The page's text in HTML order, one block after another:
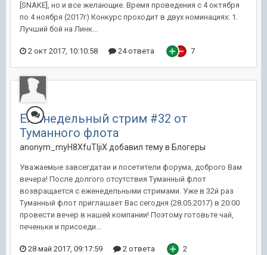
[SNAKE], но и все желающие. Время проведения с 4 октября
по 4 ноября (2017г) Конкурс проходит в двух номинациях: 1.
Лучший бой на Линк...
2 окт 2017, 10:10:58 24 ответа 7
Еженедельный стрим #32 от
Туманного флота
anonym_myH8XfuTIjiX добавил тему в Блогеры
Уважаемые завсегдатаи и посетители форума, доброго Вам
вечера! После долгого отсутствия Туманный флот
возвращается с еженедельными стримами. Уже в 32й раз
Туманный флот приглашает Вас сегодня (28.05.2017) в 20:00
провести вечер в нашей компании! Поэтому готовьте чай,
печеньки и присоеди...
28 май 2017, 09:17:59 2 ответа 2